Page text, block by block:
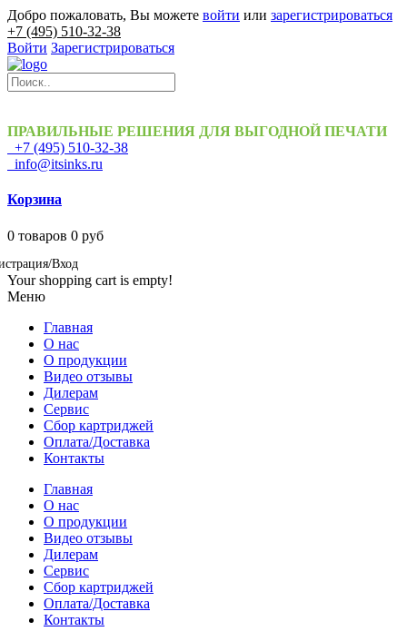
Добро пожаловать, Вы можете войти или зарегистрироваться
+7 (495) 510-32-38
Войти Зарегистрироваться
ПРАВИЛЬНЫЕ РЕШЕНИЯ ДЛЯ ВЫГОДНОЙ ПЕЧАТИ
+7 (495) 510-32-38
info@itsinks.ru
Корзина
0 товаров 0 руб
Вход
Your shopping cart is empty!
Меню
Главная
О нас
О продукции
Видео отзывы
Дилерам
Сервис
Сбор картриджей
Оплата/Доставка
Контакты
Главная
О нас
О продукции
Видео отзывы
Дилерам
Сервис
Сбор картриджей
Оплата/Доставка
Контакты